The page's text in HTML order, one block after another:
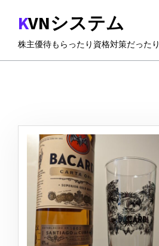
ツ
KVNシステム
株主優待もらったり資格対策だった